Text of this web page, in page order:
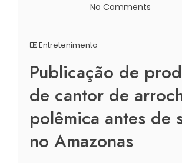
No Comments
Entretenimento
Publicação de
de cantor de
polêmica antes de
no Amazonas